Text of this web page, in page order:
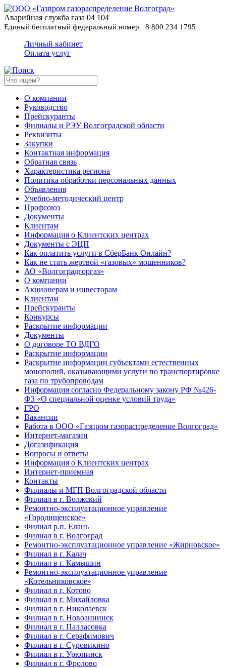
Аварийная служба газа 04 104
Единый бесплатный федеральный номер
8 800 234 1795
Личный кабинет
Оплата услуг
О компании
Руководство
Прейскуранты
Филиалы и РЭУ Волгоградской области
Реквизиты
Закупки
Контактная информация
Обратная связь
Характеристика региона
Политика обработки персональных данных
Oбъявления
Учебно-методический центр
Профсоюз
Документы
Клиентам
Информация о Клиентских центрах
Документы с ЭЦП
Как оплатить услуги в СберБанк Онлайн?
Как не стать жертвой «газовых» мошенников?
АО «Волгоградгоргаз»
О компании
Акционерам и инвесторам
Клиентам
Прейскуранты
Конкурсы
Раскрытие информации
Документы
О договоре ТО ВДГО
Раскрытие информации
Раскрытие информации субъектами естественных
монополий, оказывающими услуги по транспортировке
газа по трубопроводам
Информация согласно Федеральному закону РФ №426-
ФЗ «О специальной оценке условий труда»
ГРО
Вакансии
Работа в ООО «Газпром газораспределение Волгоград»
Интернет-магазин
Догазификация
Вопросы и ответы
Информация о Клиентских центрах
Интернет-приемная
Контакты
Филиалы и МГП Волгоградской области
Филиал в г. Волжский
Ремонтно-эксплуатационное управление
«Городищенское»
Филиал р.п. Елань
Филиал в г. Волгоград
Ремонтно-эксплуатационное управление «Жирновское»
Филиал в г. Калач
Филиал в г. Камышин
Ремонтно-эксплуатационное управление
«Котельниковское»
Филиал в г. Котово
Филиал в г. Михайловка
Филиал в г. Николаевск
Филиал в г. Новоаннинск
Филиал в г. Палласовка
Филиал в г. Серафимович
Филиал в г. Суровикино
Филиал в г. Урюпинск
Филиал в г. Фролово